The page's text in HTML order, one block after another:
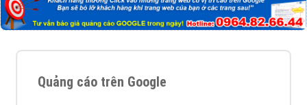
Quảng cáo trên Google